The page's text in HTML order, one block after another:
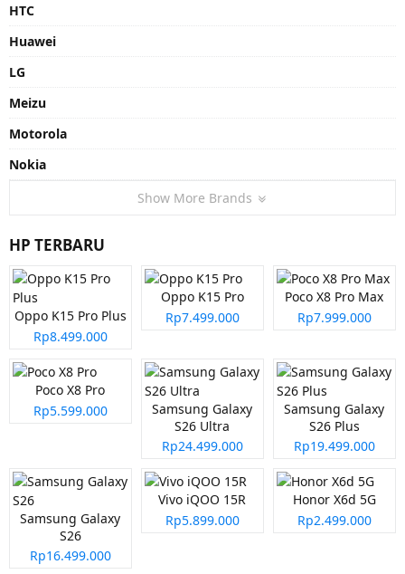
HTC
Huawei
LG
Meizu
Motorola
Nokia
Show More Brands
HP TERBARU
Oppo K15 Pro Plus
Rp8.499.000
Oppo K15 Pro
Rp7.499.000
Poco X8 Pro Max
Rp7.999.000
Poco X8 Pro
Rp5.599.000
Samsung Galaxy
S26 Ultra
Rp24.499.000
Samsung Galaxy
S26 Plus
Rp19.499.000
Samsung Galaxy
S26
Rp16.499.000
Vivo iQOO 15R
Rp5.899.000
Honor X6d 5G
Rp2.499.000